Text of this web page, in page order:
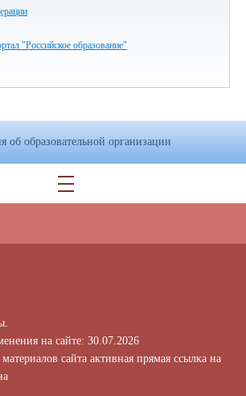
"Российское образование"
об образовательной организации
на сайте: 30.07.2026
сайта активная прямая ссылка на